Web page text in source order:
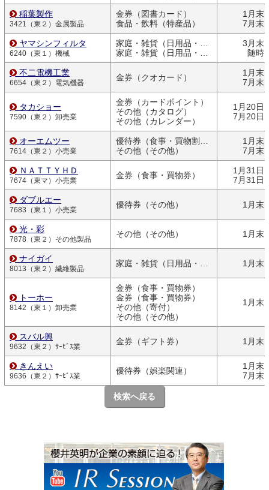
稲葉製作
3421（東２）金属製品
金券（図書カード）
食品・飲料（特産品）
1月末
7月末
ヤマシンフィルタ
6240（東１）機械
家庭・雑貨（日用品・文房具）
家庭・雑貨（日用品・文房具）
3月末
随時
不二電機工業
6654（東２）電気機器
金券（クオカード）
1月末
7月末
タカショー
7590（東２）卸売業
金券（カードポイント）
その他（カタログ）
その他（カレンダー）
1月20日
7月20日
オーエムツー
7614（東２）小売業
優待券（食事・買物割引券）
その他（その他）
1月末
7月末
ＮＡＴＴＹＨＤ
7674（東マ）小売業
金券（食事・買物券）
1月31日
7月31日
ダブルエー
7683（東１）小売業
優待券（その他） 1月末
光・彩
7878（東２）その他製品
その他（その他） 1月末
ナイガイ
8013（東２）繊維製品
家庭・雑貨（日用品・文房具） 1月末
トーホー
8142（東１）卸売業
金券（食事・買物券）
金券（食事・買物券）
その他（寄付）
その他（その他）
1月末
スバル興
9632（東２）ｻｰﾋﾞｽ業
金券（ギフト券） 1月末
きんえい
9636（東２）ｻｰﾋﾞｽ業
優待券（娯楽関連）
1月末
7月末
検索へ戻る